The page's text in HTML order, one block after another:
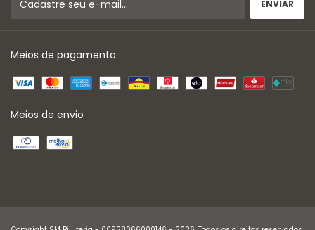
Meios de pagamento
Meios de envio